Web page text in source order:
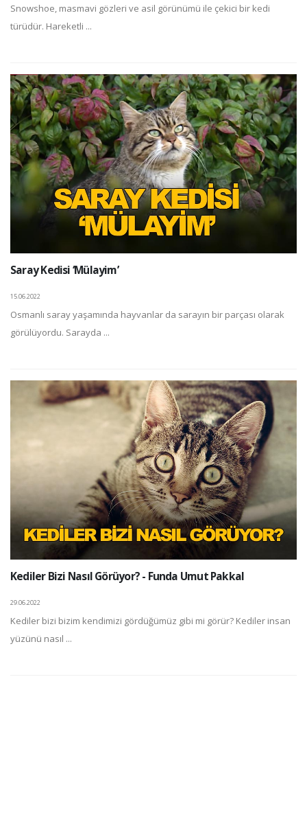
Snowshoe, masmavi gözleri ve asil görünümü ile çekici bir kedi
türüdür. Hareketli ...
Saray Kedisi ‘Mülayim’
15.06.2022
Osmanlı saray yaşamında hayvanlar da sarayın bir parçası olarak
görülüyordu. Sarayda ...
Kediler Bizi Nasıl Görüyor? - Funda Umut Pakkal
29.06.2022
Kediler bizi bizim kendimizi gördüğümüz gibi mi görür? Kediler insan
yüzünü nasıl ...